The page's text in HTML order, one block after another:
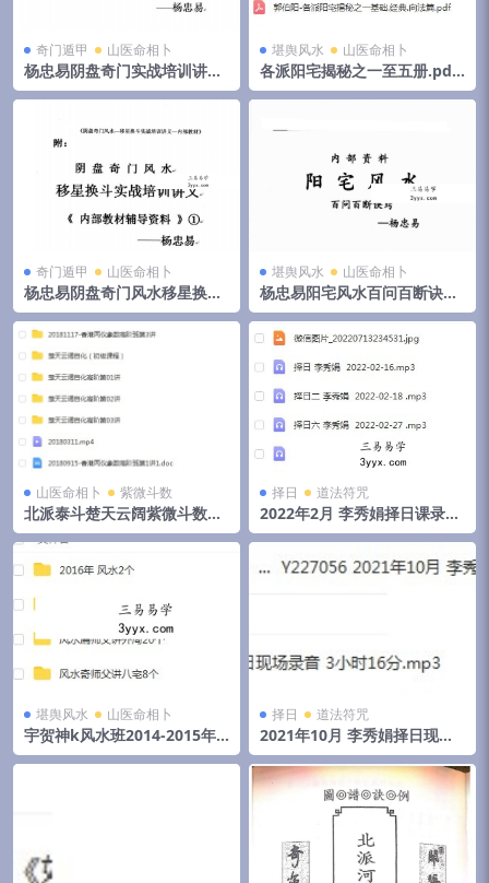
奇门遁甲 山医命相卜
杨忠易阴盘奇门实战培训讲义.
pdf 174页高清电子版 百度云
堪舆风水 山医命相卜
各派阳宅揭秘之一至五册.pdf
郭伯阳 百度云下载！
奇门遁甲 山医命相卜
杨忠易阴盘奇门风水移星换斗
实战培训讲义.pdf 92页 百度
云
堪舆风水 山医命相卜
杨忠易阳宅风水百问百断诀窍
132页.pdf 资料合集 百度云下
载！
山医命相卜 紫微斗数
北派泰斗楚天云阔紫微斗数自
化高级班课程视频+录音+资料
择日 道法符咒
2022年2月 李秀娟择日课录音
和物品丢失怎么找
堪舆风水 山医命相卜
宇贺神k风水班2014-2015年
初文字记录.pdf 夸克网盘下载
择日 道法符咒
2021年10月 李秀娟择日现场
录音 3小时16分